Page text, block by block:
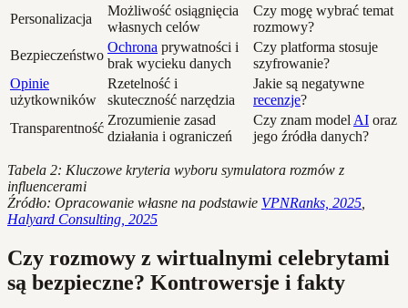
Personalizacja
Możliwość osiągnięcia
własnych celów
Czy mogę wybrać temat
rozmowy?
Bezpieczeństwo
Ochrona prywatności i
brak wycieku danych
Czy platforma stosuje
szyfrowanie?
Opinie
użytkowników
Rzetelność i
skuteczność narzędzia
Jakie są negatywne
recenzje?
Transparentność
Zrozumienie zasad
działania i ograniczeń
Czy znam model AI oraz
jego źródła danych?
Tabela 2: Kluczowe kryteria wyboru symulatora rozmów z
influencerami
Źródło: Opracowanie własne na podstawie VPNRanks, 2025
Halyard Consulting, 2025
Czy rozmowy z wirtualnymi celebrytami
są bezpieczne? Kontrowersje i fakty